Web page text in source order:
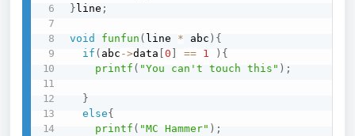
}line ;
void funfun ( line * abc ) {
if ( abc ->data [0 ] == 1 ) {
printf ( "You can't touch this" ) ;
}
else{
printf ( "MC Hammer" ) ;